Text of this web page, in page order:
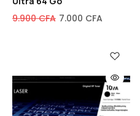
9.900CFA 7.000 CFA